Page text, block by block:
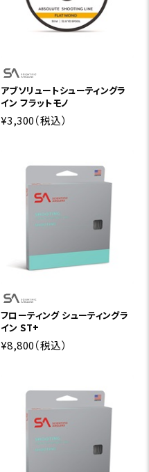
アブソリュートシューティングラ
イン フラットモノ
¥3,300（税込）
フローティング シューティングラ
イン ST+
¥8,800（税込）